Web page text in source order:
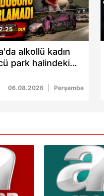
alkollü kadın
park halindeki
tavırları şaşkınlık
06.08.2026 Perşembe